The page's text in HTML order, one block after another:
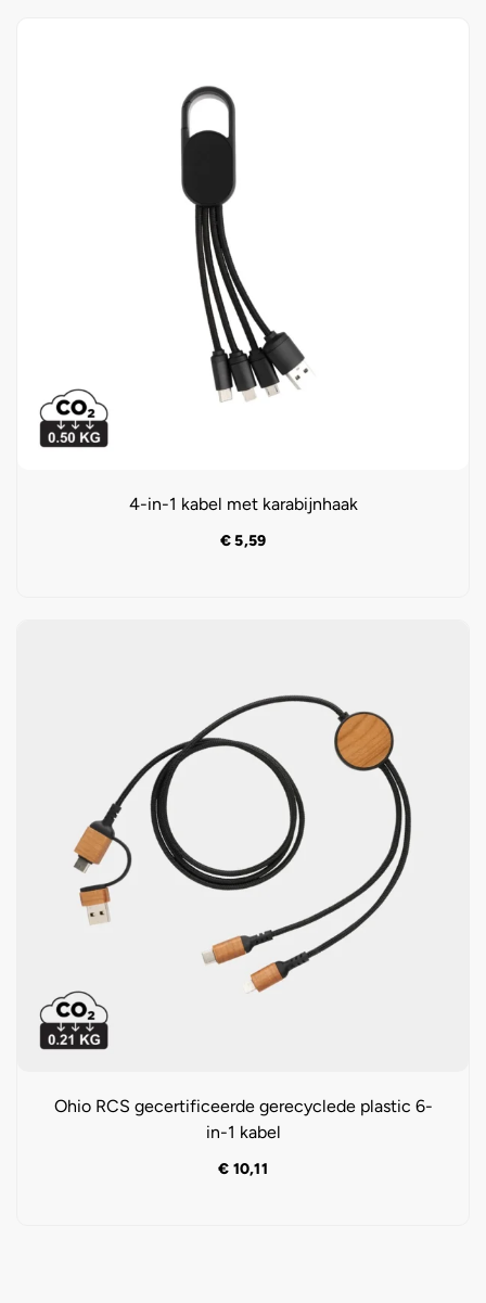
4-in-1 kabel met karabijnhaak
€5,59
Ohio RCS gecertificeerde gerecyclede plastic 6-
in-1 kabel
€ 10,11